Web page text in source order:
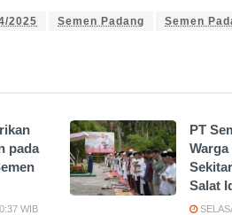
2025 Semen Padang Semen
pada
WIB
PT
Salat